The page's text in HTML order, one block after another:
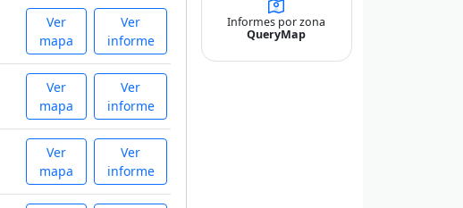
Ver
mapa
Ver
informe
Ver
mapa
Ver
informe
Ver
mapa
Ver
informe
Informes por zona
QueryMap